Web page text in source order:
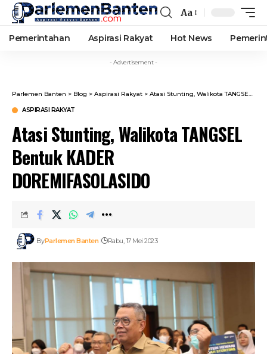
Font
Resizer
Aa
Pemerintahan Aspirasi Rakyat Hot News
- Advertisement -
Parlemen Banten > Blog > Aspirasi Rakyat > Atasi Stunting, Walikota TANGSEL Bentuk KADER DOREMIFASOLASIDO
ASPIRASI RAKYAT
Atasi Stunting, Walikota TANGSEL
Bentuk KADER
DOREMIFASOLASIDO
ByParlemen Banten Rabu, 17 Mei 2023